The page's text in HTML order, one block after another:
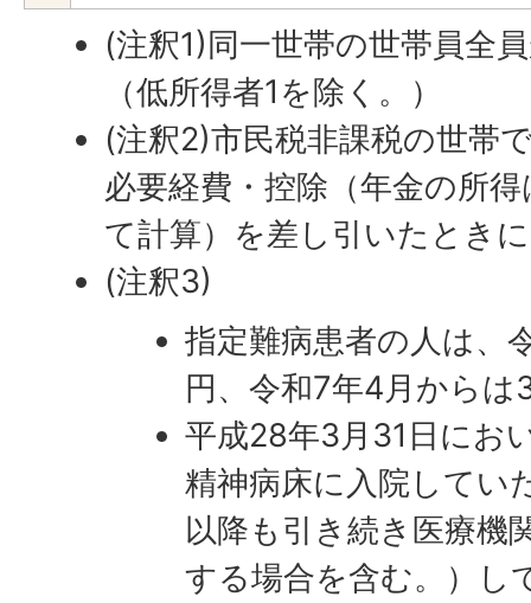
(注釈1)同一世帯の世帯員全
（低所得者1を除く。）
(注釈2)市民税非課税の世帯
必要経費・控除（年金の所
て計算）を差し引いたとき
(注釈3)
指定難病患者の人は、
円、令和7年4月から
平成28年3月31日にお
精神病床に入院してい
以降も引き続き医療機
する場合を含む。）し